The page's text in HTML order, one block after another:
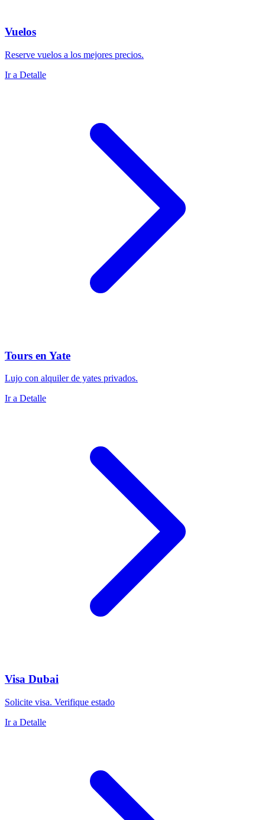
Vuelos
Reserve vuelos a los mejores precios.
Ir a Detalle
Tours en Yate
Lujo con alquiler de yates privados.
Ir a Detalle
Visa Dubai
Solicite visa. Verifique estado
Ir a Detalle